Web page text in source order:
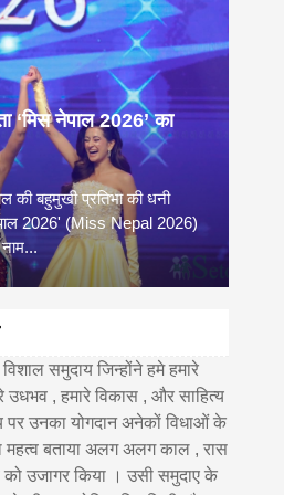
‘मिस नेपाल 2026’ का
की बहुमुखी प्रतिभा की धनी
2026' (Miss Nepal 2026)
समुदाय जिन्होंने हमे हमारे
उधभव , हमारे विकास , और साहित्य
उनका योगदान अनेकों विधाओं के
महत्व बताया अलग अलग काल , रास
को उजागर किया । उसी समुदाए के